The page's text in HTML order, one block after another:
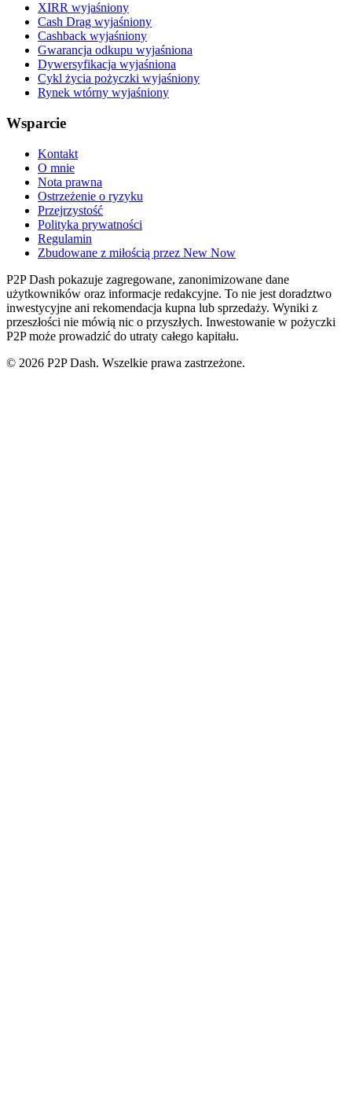
XIRR wyjaśniony
Cash Drag wyjaśniony
Cashback wyjaśniony
Gwarancja odkupu wyjaśniona
Dywersyfikacja wyjaśniona
Cykl życia pożyczki wyjaśniony
Rynek wtórny wyjaśniony
Wsparcie
Kontakt
O mnie
Nota prawna
Ostrzeżenie o ryzyku
Przejrzystość
Polityka prywatności
Regulamin
Zbudowane z miłością przez New Now
P2P Dash pokazuje zagregowane, zanonimizowane dane
użytkowników oraz informacje redakcyjne. To nie jest doradztwo
inwestycyjne ani rekomendacja kupna lub sprzedaży. Wyniki z
przeszłości nie mówią nic o przyszłych. Inwestowanie w pożyczki
P2P może prowadzić do utraty całego kapitału.
© 2026 P2P Dash. Wszelkie prawa zastrzeżone.